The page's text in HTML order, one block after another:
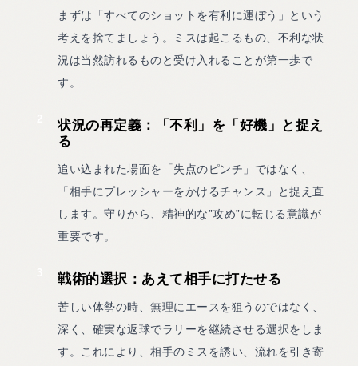
まずは「すべてのショットを有利に運ぼう」という
考えを捨てましょう。ミスは起こるもの、不利な状
況は当然訪れるものと受け入れることが第一歩で
す。
状況の再定義：「不利」を「好機」と捉え
る
追い込まれた場面を「失点のピンチ」ではなく、
「相手にプレッシャーをかけるチャンス」と捉え直
します。守りから、精神的な”攻め”に転じる意識が
重要です。
戦術的選択：あえて相手に打たせる
苦しい体勢の時、無理にエースを狙うのではなく、
深く、確実な返球でラリーを継続させる選択をしま
す。これにより、相手のミスを誘い、流れを引き寄